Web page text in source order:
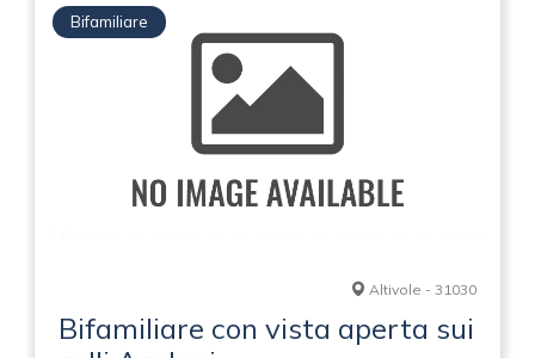
Bifamiliare
Altivole - 31030
Bifamiliare con vista aperta sui